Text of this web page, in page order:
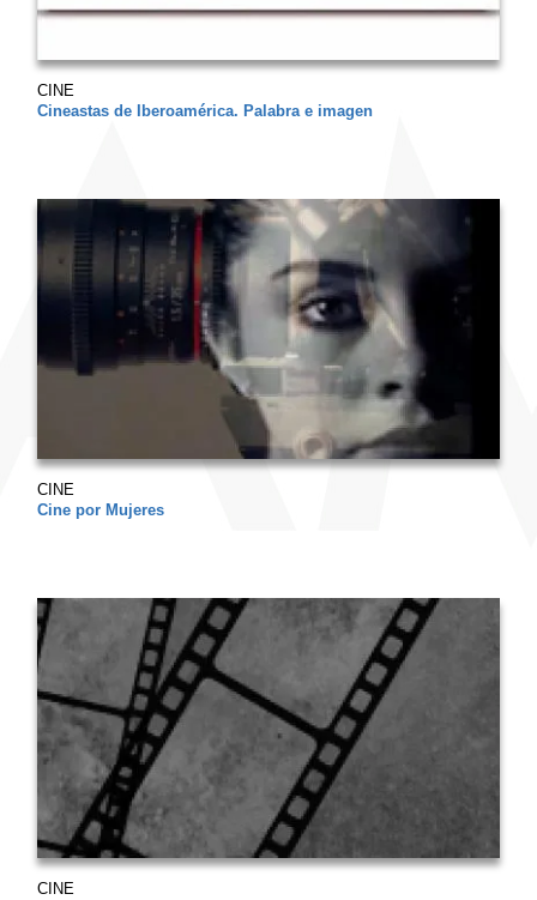
CINE
Cineastas de Iberoamérica. Palabra e imagen
CINE
Cine por Mujeres
CINE